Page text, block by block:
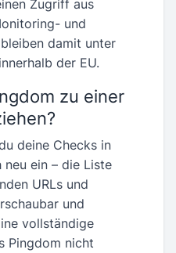
Zugriff aus
und
damit unter
der EU.
zu einer
deine Checks in
neu ein – die Liste
URLs und
und
vollständige
Pingdom nicht